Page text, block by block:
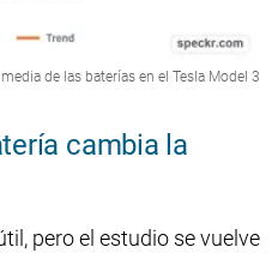
de las baterías en el Tesla Model 3
cambia la
pero el estudio se vuelve